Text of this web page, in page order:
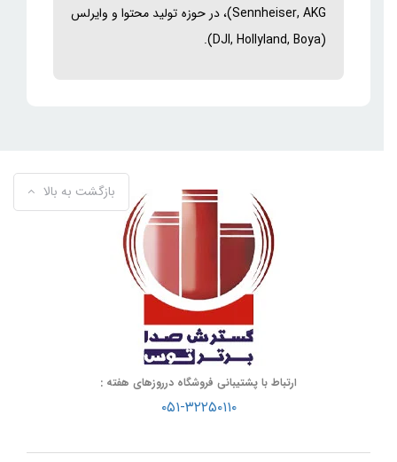
Sennheiser, AKG)، در حوزه تولید محتوا و وایرلس
(DJI, Hollyland, Boya).
بازگشت به بالا
ارتباط با پشتیبانی فروشگاه درروزهای هفته :
۰۵۱-۳۲۲۵۰۱۱۰